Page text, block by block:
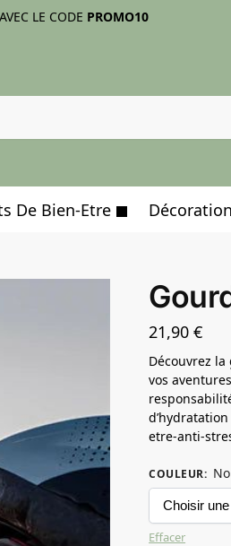
LE CODE PROMO10
De Bien-Etre
21,90€
Découvrez
vos
etre-anti-
COULEUR:
Effacer